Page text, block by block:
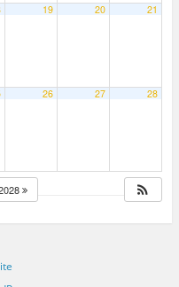
19 20 21
26 27 28